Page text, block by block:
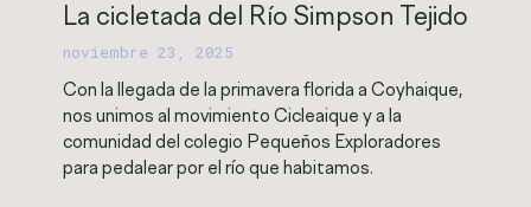
La cicletada del Río Simpson Tejido
noviembre 23, 2025
Con la llegada de la primavera florida a Coyhaique,
nos unimos al movimiento Cicleaique y a la
comunidad del colegio Pequeños Exploradores
para pedalear por el río que habitamos.